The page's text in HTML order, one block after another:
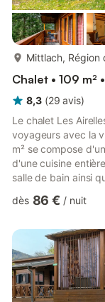
Mittlach, Région
Chalet • 109 m²
8,3 (29 avis)
Le chalet Les
voyageurs avec la
m² se compose
d'une cuisine
salle de bain ainsi
comprennent un
également
propose pas : la
dès 86 € / nuit